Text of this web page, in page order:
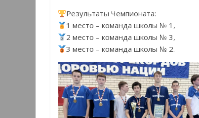
Результаты Чемпионата:
1 место – команда школы № 1,
2 место – команда школы № 3,
3 место – команда школы № 2.